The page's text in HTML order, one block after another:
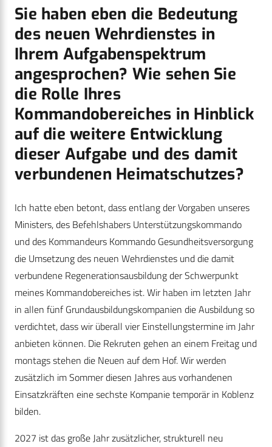
Sie haben eben die Bedeutung
des neuen Wehrdienstes in
Ihrem Aufgabenspektrum
angesprochen? Wie sehen Sie
die Rolle Ihres
Kommandobereiches in Hinblick
auf die weitere Entwicklung
dieser Aufgabe und des damit
verbundenen Heimatschutzes?
Ich hatte eben betont, dass entlang der Vorgaben unseres
Ministers, des Befehlshabers Unterstützungskommando
und des Kommandeurs Kommando Gesundheitsversorgung
die Umsetzung des neuen Wehrdienstes und die damit
verbundene Regenerationsausbildung der Schwerpunkt
meines Kommandobereiches ist. Wir haben im letzten Jahr
in allen fünf Grundausbildungskompanien die Ausbildung so
verdichtet, dass wir überall vier Einstellungstermine im Jahr
anbieten können. Die Rekruten gehen an einem Freitag und
montags stehen die Neuen auf dem Hof. Wir werden
zusätzlich im Sommer diesen Jahres aus vorhandenen
Einsatzkräften eine sechste Kompanie temporär in Koblenz
bilden.
2027 ist das große Jahr zusätzlicher, strukturell neu